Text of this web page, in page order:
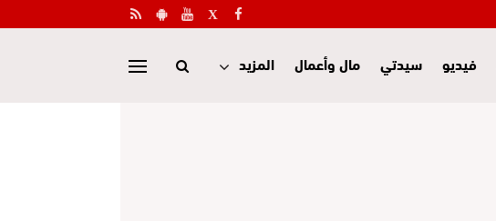
فيديو سيدتي مال وأعمال المزيد